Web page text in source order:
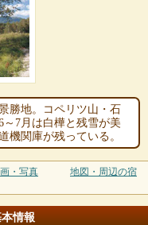
勝地。コペリツ山・石
7月は白樺と残雪が美
機関庫が残っている。
・写真 地図・周辺の宿
情報